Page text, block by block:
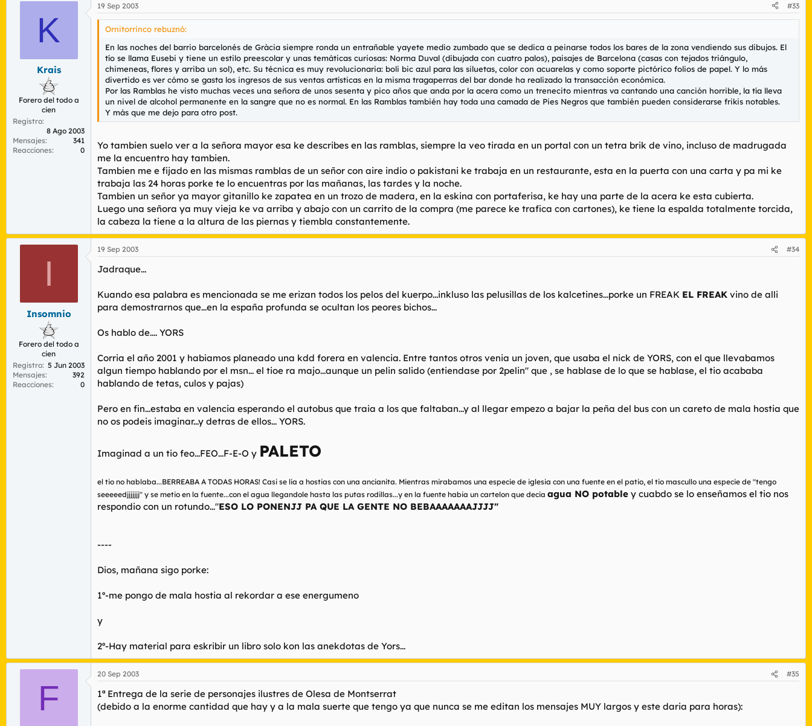
K
Krais
Forero del todo a
cien
Registro
8 Ago 2003
Mensajes
341
Reacciones
0
19 Sep 2003 #33
Ornitorrinco rebuznó:
En las noches del barrio barcelonés de Gràcia siempre ronda un entrañable yayete medio zumbado que se dedica a peinarse todos los bares de la zona vendiendo sus dibujos. El
tío se llama Eusebi y tiene un estilo preescolar y unas temáticas curiosas: Norma Duval (dibujada con cuatro palos), paisajes de Barcelona (casas con tejados triángulo,
chimeneas, flores y arriba un sol), etc. Su técnica es muy revolucionaria: boli bic azul para las siluetas, color con acuarelas y como soporte pictórico folios de papel. Y lo más
divertido es ver cómo se gasta los ingresos de sus ventas artísticas en la misma tragaperras del bar donde ha realizado la transacción económica.
Por las Ramblas he visto muchas veces una señora de unos sesenta y pico años que anda por la acera como un trenecito mientras va cantando una canción horrible, la tía lleva
un nivel de alcohol permanente en la sangre que no es normal. En las Ramblas también hay toda una camada de Pies Negros que también pueden considerarse frikis notables.
Y más que me dejo para otro post.
Yo tambien suelo ver a la señora mayor esa ke describes en las ramblas, siempre la veo tirada en un portal con un tetra brik de vino, incluso de madrugada
me la encuentro hay tambien.
Tambien me e fijado en las mismas ramblas de un señor con aire indio o pakistani ke trabaja en un restaurante, esta en la puerta con una carta y pa mi ke
trabaja las 24 horas porke te lo encuentras por las mañanas, las tardes y la noche.
Tambien un señor ya mayor gitanillo ke zapatea en un trozo de madera, en la eskina con portaferisa, ke hay una parte de la acera ke esta cubierta.
Luego una señora ya muy vieja ke va arriba y abajo con un carrito de la compra (me parece ke trafica con cartones), ke tiene la espalda totalmente torcida,
la cabeza la tiene a la altura de las piernas y tiembla constantemente.
I
Insomnio
Forero del todo a
cien
Registro 5 Jun 2003
Mensajes
392
Reacciones
0
19 Sep 2003 #34
Jadraque...
Kuando esa palabra es mencionada se me erizan todos los pelos del kuerpo...inkluso las pelusillas de los kalcetines...porke un FREAK EL FREAK vino de alli
para demostrarnos que...en la españa profunda se ocultan los peores bichos...
Os hablo de.... YORS
Corria el año 2001 y habiamos planeado una kdd forera en valencia. Entre tantos otros venia un joven, que usaba el nick de YORS, con el que llevabamos
algun tiempo hablando por el msn... el tioe ra majo...aunque un pelin salido (entiendase por 2pelin" que , se hablase de lo que se hablase, el tio acababa
hablando de tetas, culos y pajas)
Pero en fin...estaba en valencia esperando el autobus que traia a los que faltaban...y al llegar empezo a bajar la peña del bus con un careto de mala hostia que
no os podeis imaginar...y detras de ellos... YORS.
Imaginad a un tio feo...FEO...F-E-O y PALETO
el tio no hablaba...BERREABA A TODAS HORAS! Casi se lia a hostias con una ancianita. Mientras mirabamos una especie de iglesia con una fuente en el patio, el tio mascullo una especie de "tengo
seeeeedjjjjjjj" y se metio en la fuente...con el agua llegandole hasta las putas rodillas...y en la fuente habia un cartelon que decia agua NO potable y cuabdo se lo enseñamos el tio nos
respondio con un rotundo..."ESO LO PONENJJ PA QUE LA GENTE NO BEBAAAAAAAJJJJ"
----
Dios, mañana sigo porke:
1º-me pongo de mala hostia al rekordar a ese energumeno
y
2º-Hay material para eskribir un libro solo kon las anekdotas de Yors...
F
20 Sep 2003 #35
1ª Entrega de la serie de personajes ilustres de Olesa de Montserrat
(debido a la enorme cantidad que hay y a la mala suerte que tengo ya que nunca se me editan los mensajes MUY largos y este daria para horas):